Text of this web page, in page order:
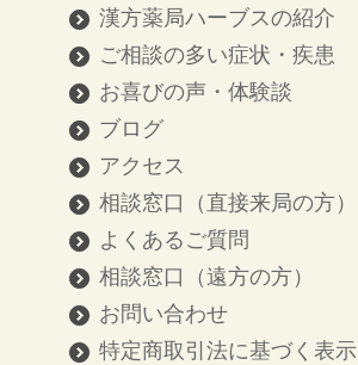
漢方薬局ハーブスの紹介
ご相談の多い症状・疾患
お喜びの声・体験談
ブログ
アクセス
相談窓口（直接来局の方）
よくあるご質問
相談窓口（遠方の方）
お問い合わせ
特定商取引法に基づく表示